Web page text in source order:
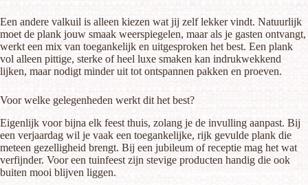
Een andere valkuil is alleen kiezen wat jij zelf lekker vindt. Natuurlijk
moet de plank jouw smaak weerspiegelen, maar als je gasten ontvangt,
werkt een mix van toegankelijk en uitgesproken het best. Een plank
vol alleen pittige, sterke of heel luxe smaken kan indrukwekkend
lijken, maar nodigt minder uit tot ontspannen pakken en proeven.
Voor welke gelegenheden werkt dit het best?
Eigenlijk voor bijna elk feest thuis, zolang je de invulling aanpast. Bij
een verjaardag wil je vaak een toegankelijke, rijk gevulde plank die
meteen gezelligheid brengt. Bij een jubileum of receptie mag het wat
verfijnder. Voor een tuinfeest zijn stevige producten handig die ook
buiten mooi blijven liggen.